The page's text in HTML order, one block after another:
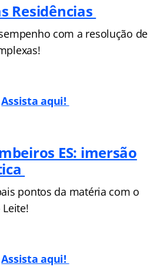
Residências
com a resolução de
Assista aqui!
ES: imersão
pontos da matéria com o
Assista aqui!